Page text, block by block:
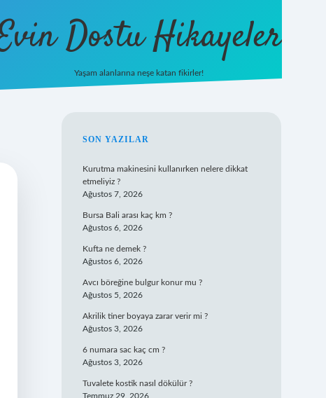
Dostu Hikayeler
Yaşam alanlarına neşe katan fikirler!
SIDEBAR
SON YAZILAR
Kurutma makinesini kullanırken nelere dikkat
etmeliyiz ?
Ağustos 7, 2026
Bursa Bali arası kaç km ?
Ağustos 6, 2026
Kufta ne demek ?
Ağustos 6, 2026
Avcı böreğine bulgur konur mu ?
Ağustos 5, 2026
Akrilik tiner boyaya zarar verir mi ?
Ağustos 3, 2026
6 numara sac kaç cm ?
Ağustos 3, 2026
Tuvalete kostik nasıl dökülür ?
Temmuz 29, 2026